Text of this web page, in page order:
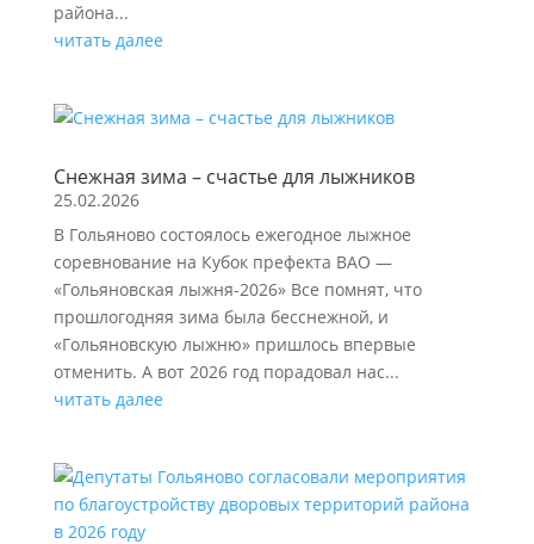
района...
читать далее
Снежная зима – счастье для лыжников
25.02.2026
В Гольяново состоялось ежегодное лыжное
соревнование на Кубок префекта ВАО —
«Гольяновская лыжня-2026» Все помнят, что
прошлогодняя зима была бесснежной, и
«Гольяновскую лыжню» пришлось впервые
отменить. А вот 2026 год порадовал нас...
читать далее